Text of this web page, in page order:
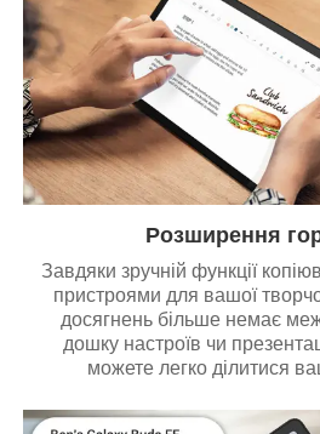
Розширення
Завдяки зручній функції
пристроями для вашої
досягнень більше немає
дошку настроїв чи
можете легко ділитися